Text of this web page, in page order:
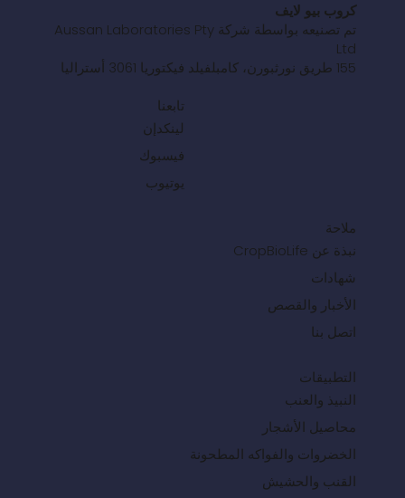
كروب بيو لايف
تم تصنيعه بواسطة شركة Aussan Laboratories Pty
Ltd
155 طريق نورثبورن، كامبلفيلد فيكتوريا 3061 أستراليا
تابعنا
لينكدإن
فيسبوك
يوتيوب
ملاحة
نبذة عن CropBioLife
شهادات
الأخبار والقصص
اتصل بنا
التطبيقات
النبيذ والعنب
محاصيل الأشجار
الخضروات والفواكه المطحونة
القنب والحشيش